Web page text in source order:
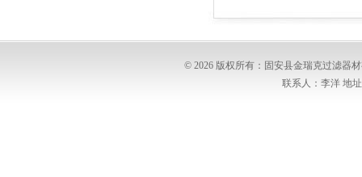
© 2026 版权所有：固安县金瑞克过滤器
联系人：李洋 地